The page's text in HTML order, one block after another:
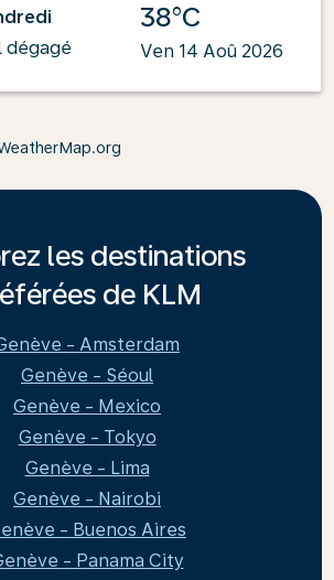
dégagé
38°C
Ven 14 Aoû 2026
les destinations
de KLM
- Amsterdam
Genève - Séoul
Genève - Mexico
Genève - Tokyo
Genève - Lima
Genève - Nairobi
- Buenos Aires
- Panama City